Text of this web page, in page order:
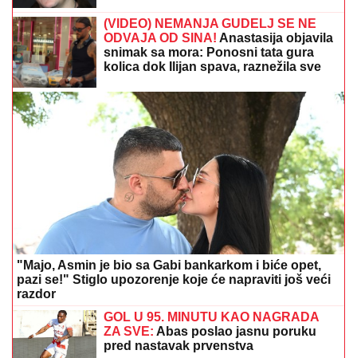
(VIDEO) NEMANJA GUDELJ SE NE
ODVAJA OD SINA! Anastasija objavila
snimak sa mora: Ponosni tata gura
kolica dok Ilijan spava, raznežila sve
"Majo, Asmin je bio sa Gabi bankarkom i biće opet,
pazi se!" Stiglo upozorenje koje će napraviti još veći
razdor
GOL U 95. MINUTU KAO NAGRADA
ZA SVE: Abas poslao jasnu poruku
pred nastavak prvenstva